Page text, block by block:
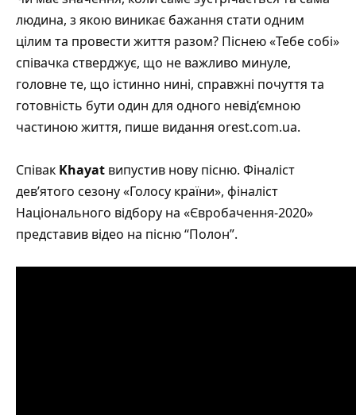
людина, з якою виникає бажання стати одним
цілим та провести життя разом? Піснею «Тебе собі»
співачка стверджує, що не важливо минуле,
головне те, що істинно нині, справжні почуття та
готовність бути один для одного невід’ємною
частиною життя, пише видання orest.com.ua.
Співак Khayat випустив нову пісню. Фіналіст
дев’ятого сезону «Голосу країни», фіналіст
Національного відбору на «Євробачення-2020»
представив відео на пісню“Полон”.